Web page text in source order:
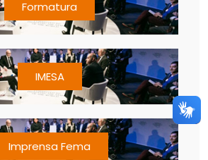
Formatura
IMESA
Imprensa Fema